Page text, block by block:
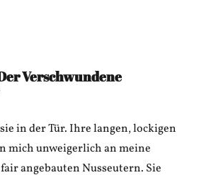
Verschwundene
in der Tür. Ihre langen, lockigen
mich unweigerlich an meine
angebauten Nusseutern. Sie